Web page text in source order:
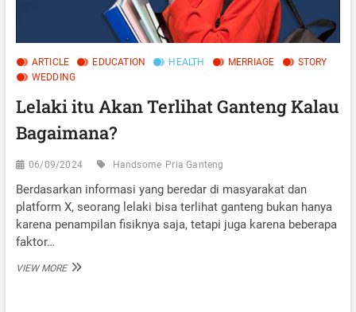
ARTICLE EDUCATION HEALTH MERRIAGE
STORY
WEDDING
Lelaki itu Akan Terlihat Ganteng Kalau
Bagaimana?
06/09/2024 Handsome Pria Ganteng
Berdasarkan informasi yang beredar di masyarakat dan
platform X, seorang lelaki bisa terlihat ganteng bukan hanya
karena penampilan fisiknya saja, tetapi juga karena beberapa
faktor…
VIEW MORELELAKI